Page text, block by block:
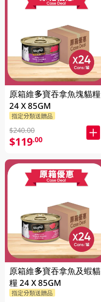
原箱維多寶吞拿魚塊貓糧
24 X 85GM
指定分類送贈品
$240.00
$119.00
原箱維多寶吞拿魚及蝦貓
糧 24 X 85GM
指定分類送贈品